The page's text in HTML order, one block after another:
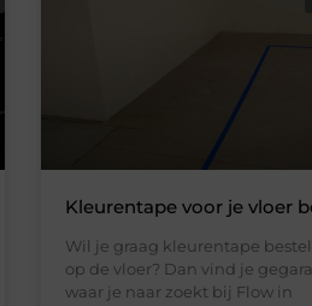
Kleurentape voor je vloer
Wil je graag kleurentape
op de vloer? Dan vind je
waar je naar zoekt bij Flow in